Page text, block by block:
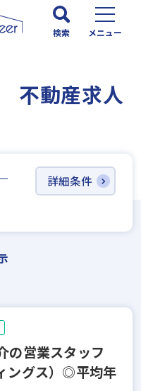
検索 メニュー
不動産求人
詳細条件
の営業スタッフ
ングス）◎平均年